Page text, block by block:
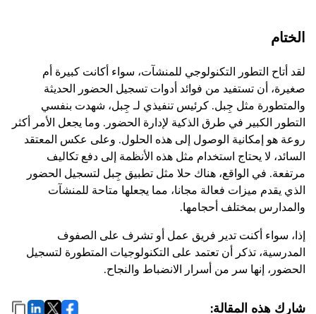
الختام
لقد أتاح التطور التكنولوجي للمنشآت، سواء أكانت كبيرة أم
صغيرة، أن تستفيد من فوائد أدوات تسجيل الحضور الحديثة
والمتطورة مثل جِبل. كرئيس تنفيذي لـ جِبل، شهدت بنفسي
التطور الكبير في طرق الذكية لإدارة الحضور. وما يجعل الأمر أكثر
روعة هو إمكانية الوصول إلى هذه الحلول. وعلى عكس المعتقد
السائد، لا يحتاج استخدام مثل هذه الأنظمة إلى دفع تكاليف
مرتفعة. في الواقع، هناك حلا مثل تطبيق جِبل لتسجيل الحضور
الذي يقدم ميزات فعالة مجانا، مما يجعلها متاحة للمنشآت
والمدارس بمختلف أحجامها.
إذا، سواء أكنت تدير فريق عمل أو تشرف على الصفوف
المدرسية، تذكر أن تعتمد على التكنولوجيات المتطورة لتسجيل
الحضور، إنها سر من أسرار الانضباط والنجاح.
شارِك هذه المقالة: